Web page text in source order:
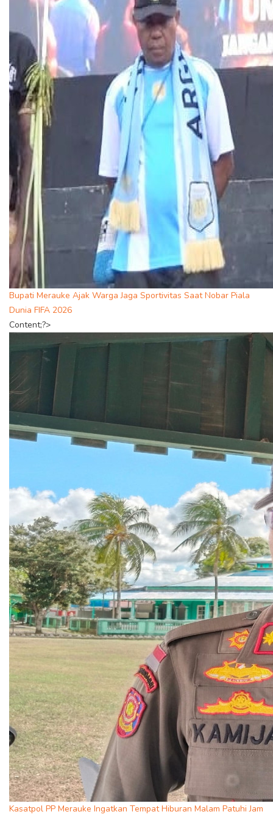
Bupati Merauke Ajak Warga Jaga Sportivitas Saat Nobar Piala
Dunia FIFA 2026
Content;?>
Kasatpol PP Merauke Ingatkan Tempat Hiburan Malam Patuhi Jam